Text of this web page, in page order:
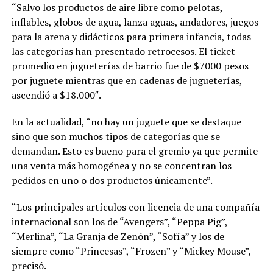
“Salvo los productos de aire libre como pelotas,
inflables, globos de agua, lanza aguas, andadores, juegos
para la arena y didácticos para primera infancia, todas
las categorías han presentado retrocesos. El ticket
promedio en jugueterías de barrio fue de $7000 pesos
por juguete mientras que en cadenas de jugueterías,
ascendió a $18.000″.
En la actualidad, “no hay un juguete que se destaque
sino que son muchos tipos de categorías que se
demandan. Esto es bueno para el gremio ya que permite
una venta más homogénea y no se concentran los
pedidos en uno o dos productos únicamente”.
“Los principales artículos con licencia de una compañía
internacional son los de “Avengers”, “Peppa Pig”,
“Merlina”, “La Granja de Zenón”, “Sofía” y los de
siempre como “Princesas”, “Frozen” y “Mickey Mouse”,
precisó.